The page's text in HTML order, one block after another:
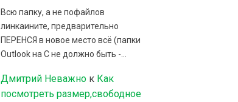
Всю папку, а не пофайлов
линкаините, предварительно
ПЕРЕНСЯ в новое место всё (папки
Outlook на C не должно быть -…
Дмитрий Неважно к Как
посмотреть размер,свободное